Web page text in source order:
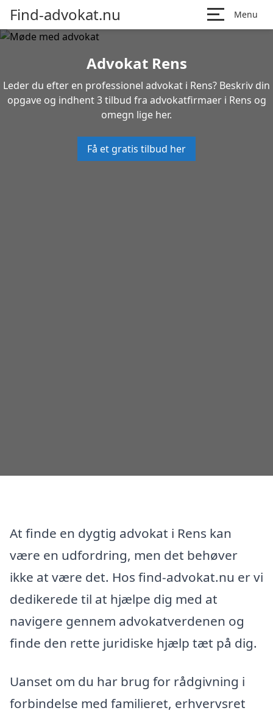
Find-advokat.nu Menu
Advokat Rens
Leder du efter en professionel advokat i Rens? Beskriv din
opgave og indhent 3 tilbud fra advokatfirmaer i Rens og
omegn lige her.
Få et gratis tilbud her
At finde en dygtig advokat i Rens kan
være en udfordring, men det behøver
ikke at være det. Hos find-advokat.nu er vi
dedikerede til at hjælpe dig med at
navigere gennem advokatverdenen og
finde den rette juridiske hjælp tæt på dig.
Uanset om du har brug for rådgivning i
forbindelse med familieret, erhvervsret